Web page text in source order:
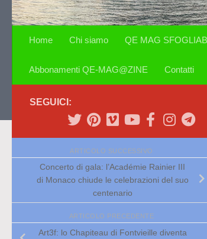
Home Chi siamo QE MAG
Abbonamenti QE-MAG@ZINE Contatti
SEGUICI:
ARTICOLO SUCCESSIVO
Concerto di gala: l’Académie Rainier III
di Monaco chiude le celebrazioni del suo
centenario
ARTICOLO PRECEDENTE
Art3f: lo Chapiteau di Fontvieille diventa